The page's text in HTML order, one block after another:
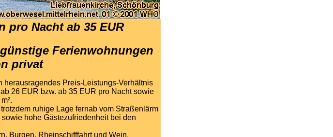
pro Nacht ab 35 EUR
Ferienwohnungen
privat
herausragendes Preis-Leistungs-Verhältnis
26 EUR bzw. ab 35 EUR pro Nacht sowie
ruhige Lage fernab vom Straßenlärm
hohe Gästezufriedenheit bei den
Burgen, Rheinschifffahrt und Wein.